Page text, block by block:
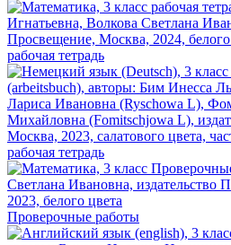
рабочая тетрадь
рабочая тетрадь
Проверочные работы